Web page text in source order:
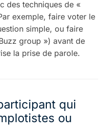
des techniques de «
exemple, faire voter le
simple, ou faire
group ») avant de
la prise de parole.
qui
ou